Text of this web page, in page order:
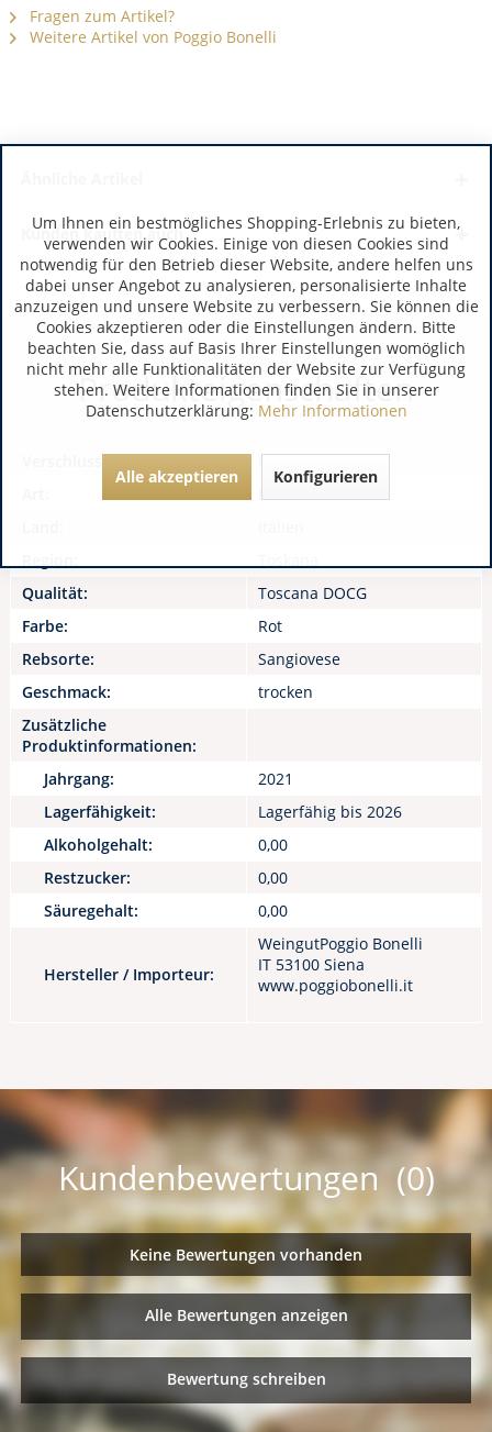
Fragen zum Artikel?
Weitere Artikel von Poggio Bonelli
Kunden kauften auch
Produkteigenschaften
Korken
Rotwein
Qualität:
Toscana DOCG
Farbe:
Rot
Rebsorte:
Sangiovese
Geschmack:
trocken
Zusätzliche
Produktinformationen:
Jahrgang:
2021
Lagerfähigkeit:
Lagerfähig bis 2026
Alkoholgehalt:
0,00
Restzucker:
0,00
Säuregehalt:
0,00
Hersteller / Importeur:
WeingutPoggio Bonelli
IT 53100 Siena
www.poggiobonelli.it
Kundenbewertungen (0)
Keine Bewertungen vorhanden
Alle Bewertungen anzeigen
Bewertung schreiben
Um Ihnen ein bestmögliches Shopping-Erlebnis zu bieten,
verwenden wir Cookies. Einige von diesen Cookies sind
notwendig für den Betrieb dieser Website, andere helfen uns
dabei unser Angebot zu analysieren, personalisierte Inhalte
anzuzeigen und unsere Website zu verbessern. Sie können die
Cookies akzeptieren oder die Einstellungen ändern. Bitte
beachten Sie, dass auf Basis Ihrer Einstellungen womöglich
nicht mehr alle Funktionalitäten der Website zur Verfügung
stehen. Weitere Informationen finden Sie in unserer
Datenschutzerklärung: Mehr Informationen
Alle akzeptieren Konfigurieren